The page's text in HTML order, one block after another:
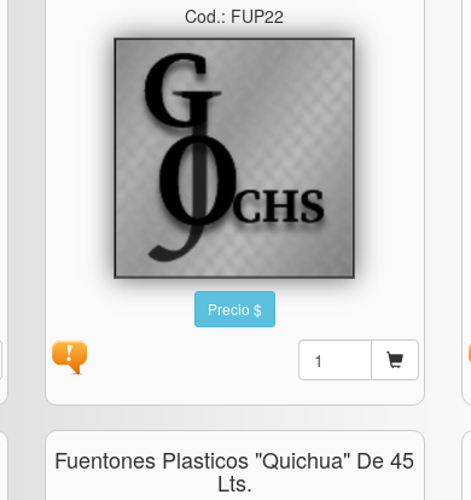
Cod.: FUP22
Precio $
Fuentones Plasticos "quichua" De 45
Lts.